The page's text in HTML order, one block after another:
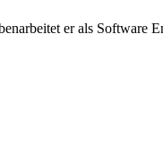
er als Software